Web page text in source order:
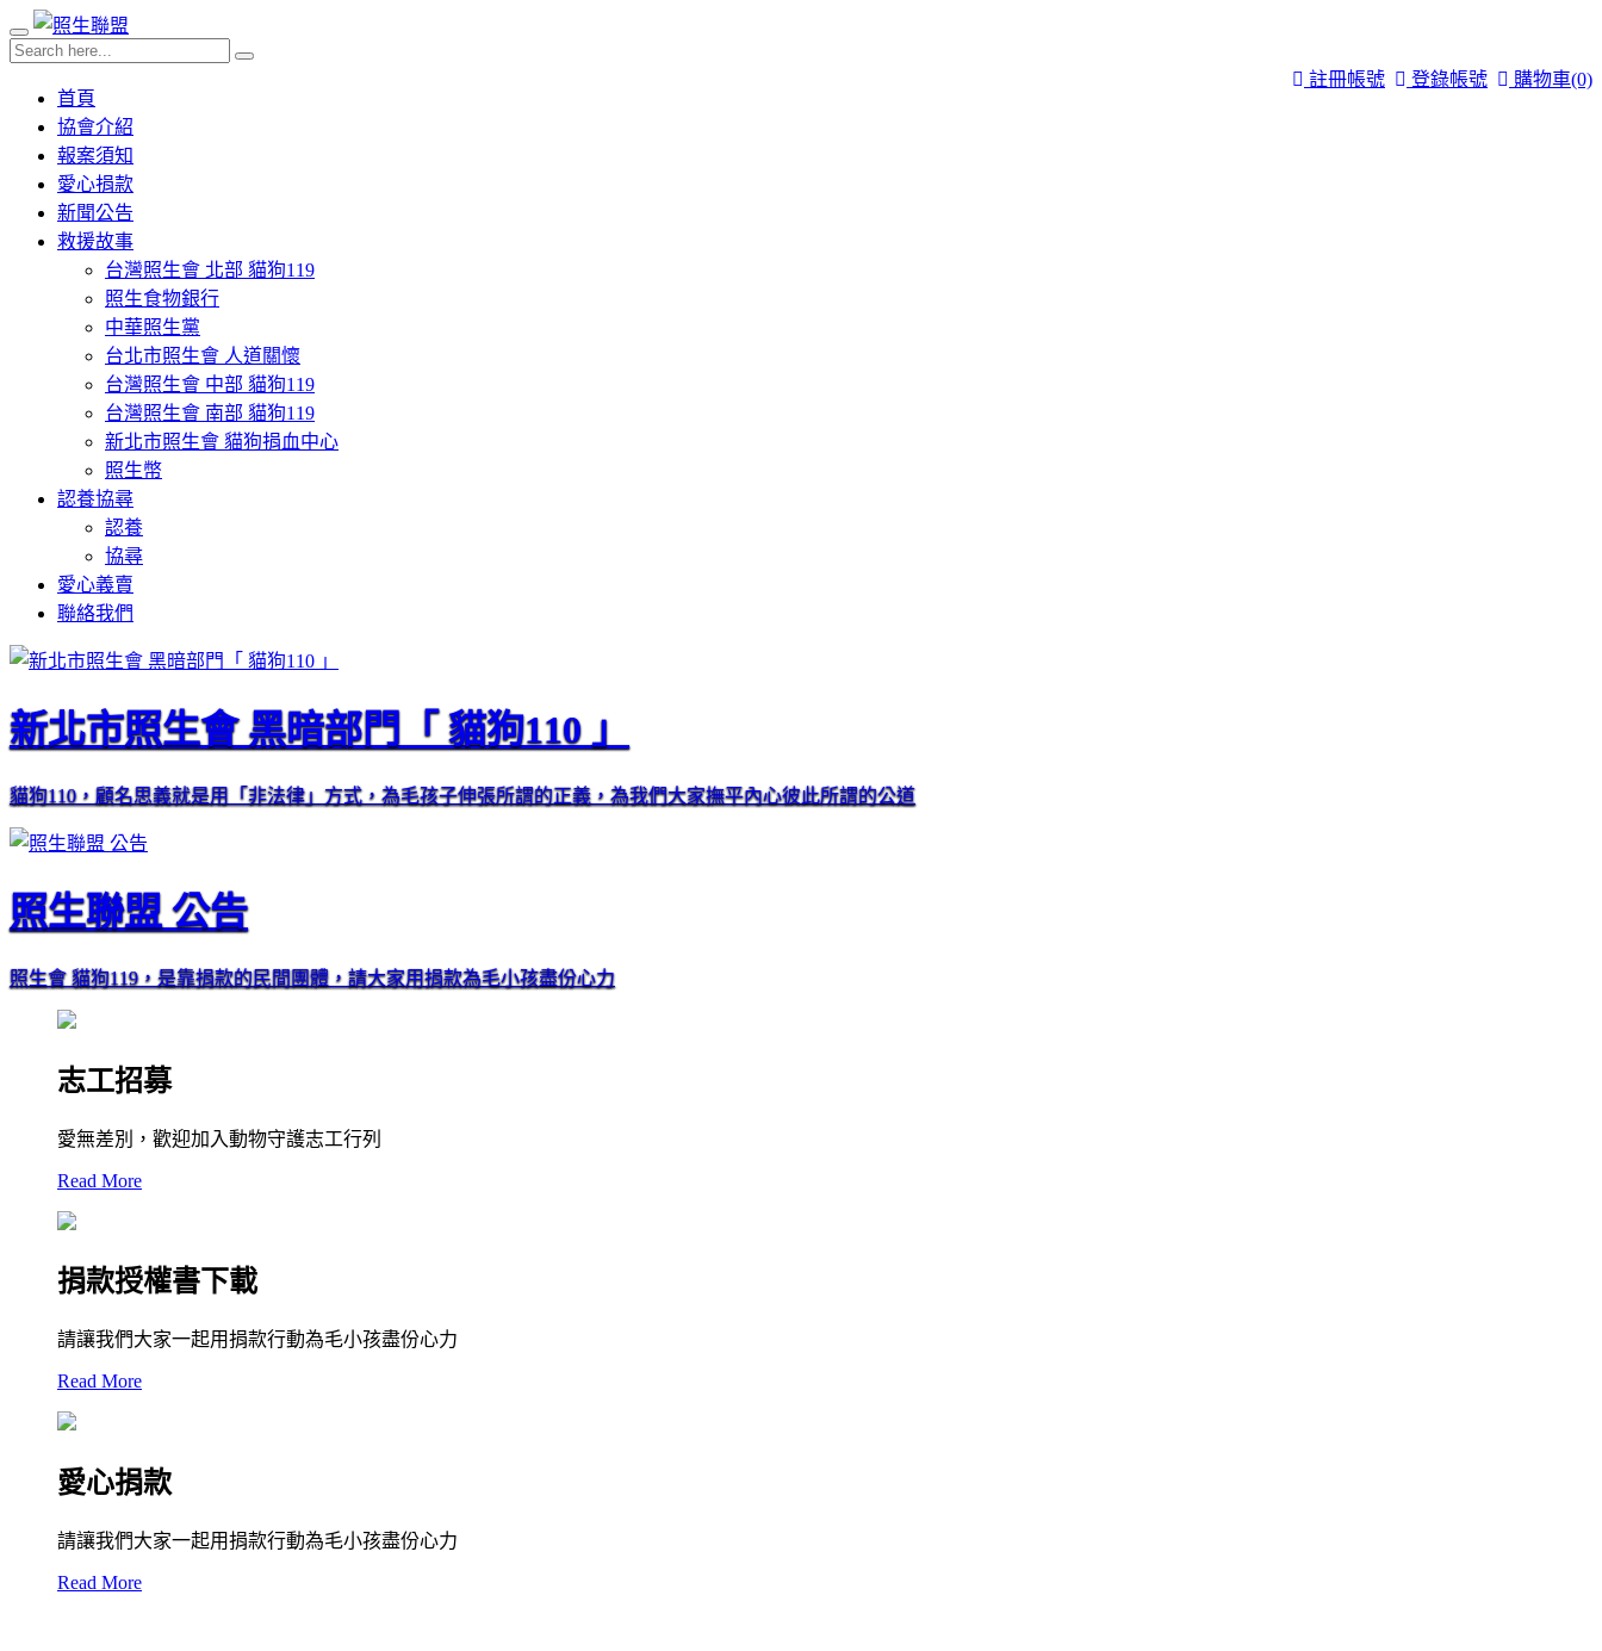
購物車(0)
登錄帳號
註冊帳號
首頁
協會介紹
報案須知
愛心捐款
新聞公告
救援故事
台灣照生會 北部 貓狗119
照生食物銀行
中華照生黨
台北市照生會 人道關懷
台灣照生會 中部 貓狗119
台灣照生會 南部 貓狗119
新北市照生會 貓狗捐血中心
照生幣
認養協尋
認養
協尋
愛心義賣
聯絡我們
新北市照生會 黑暗部門「 貓狗110 」
貓狗110，顧名思義就是用「非法律」方式，為毛孩子伸張所謂的正義，為我們大家撫平內心彼此所謂的公道
照生聯盟 公告
照生會 貓狗119，是靠捐款的民間團體，請大家用捐款為毛小孩盡份心力
志工招募
愛無差別，歡迎加入動物守護志工行列‎
Read More
捐款授權書下載
請讓我們大家一起用捐款行動為毛小孩盡份心力
Read More
愛心捐款
請讓我們大家一起用捐款行動為毛小孩盡份心力
Read More